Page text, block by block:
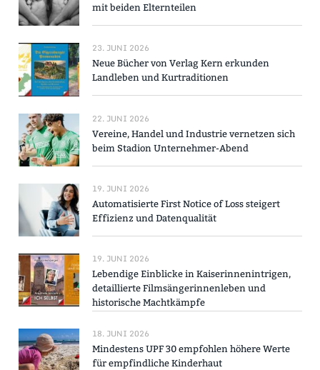
mit beiden Elternteilen
23. JUNI 2026
Neue Bücher von Verlag Kern erkunden
Landleben und Kurtraditionen
22. JUNI 2026
Vereine, Handel und Industrie vernetzen sich
beim Stadion Unternehmer-Abend
19. JUNI 2026
Automatisierte First Notice of Loss steigert
Effizienz und Datenqualität
19. JUNI 2026
Lebendige Einblicke in Kaiserinnenintrigen,
detaillierte Filmsängerinnenleben und
historische Machtkämpfe
18. JUNI 2026
Mindestens UPF 30 empfohlen höhere Werte
für empfindliche Kinderhaut